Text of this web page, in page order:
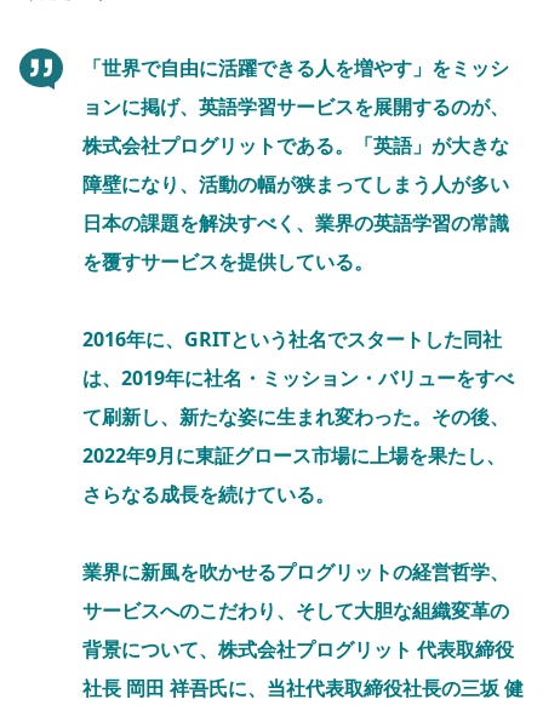
「世界で自由に活躍できる人を増やす」をミッシ
ョンに掲げ、英語学習サービスを展開するのが、
株式会社プログリットである。「英語」が大きな
障壁になり、活動の幅が狭まってしまう人が多い
日本の課題を解決すべく、業界の英語学習の常識
を覆すサービスを提供している。
2016年に、GRITという社名でスタートした同社
は、2019年に社名・ミッション・バリューをすべ
て刷新し、新たな姿に生まれ変わった。その後、
2022年9月に東証グロース市場に上場を果たし、
さらなる成長を続けている。
業界に新風を吹かせるプログリットの経営哲学、
サービスへのこだわり、そして大胆な組織変革の
背景について、株式会社プログリット 代表取締役
社長 岡田 祥吾氏に、当社代表取締役社長の三坂 健